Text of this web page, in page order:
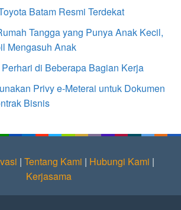
Batam Resmi Terdekat
Tangga yang Punya Anak Kecil,
Mengasuh Anak
di Beberapa Bagian Kerja
Privy e-Meterai untuk Dokumen
Bisnis
| Tentang Kami | Hubungi Kami |
Kerjasama